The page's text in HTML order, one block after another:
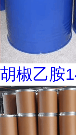
胡椒乙胺